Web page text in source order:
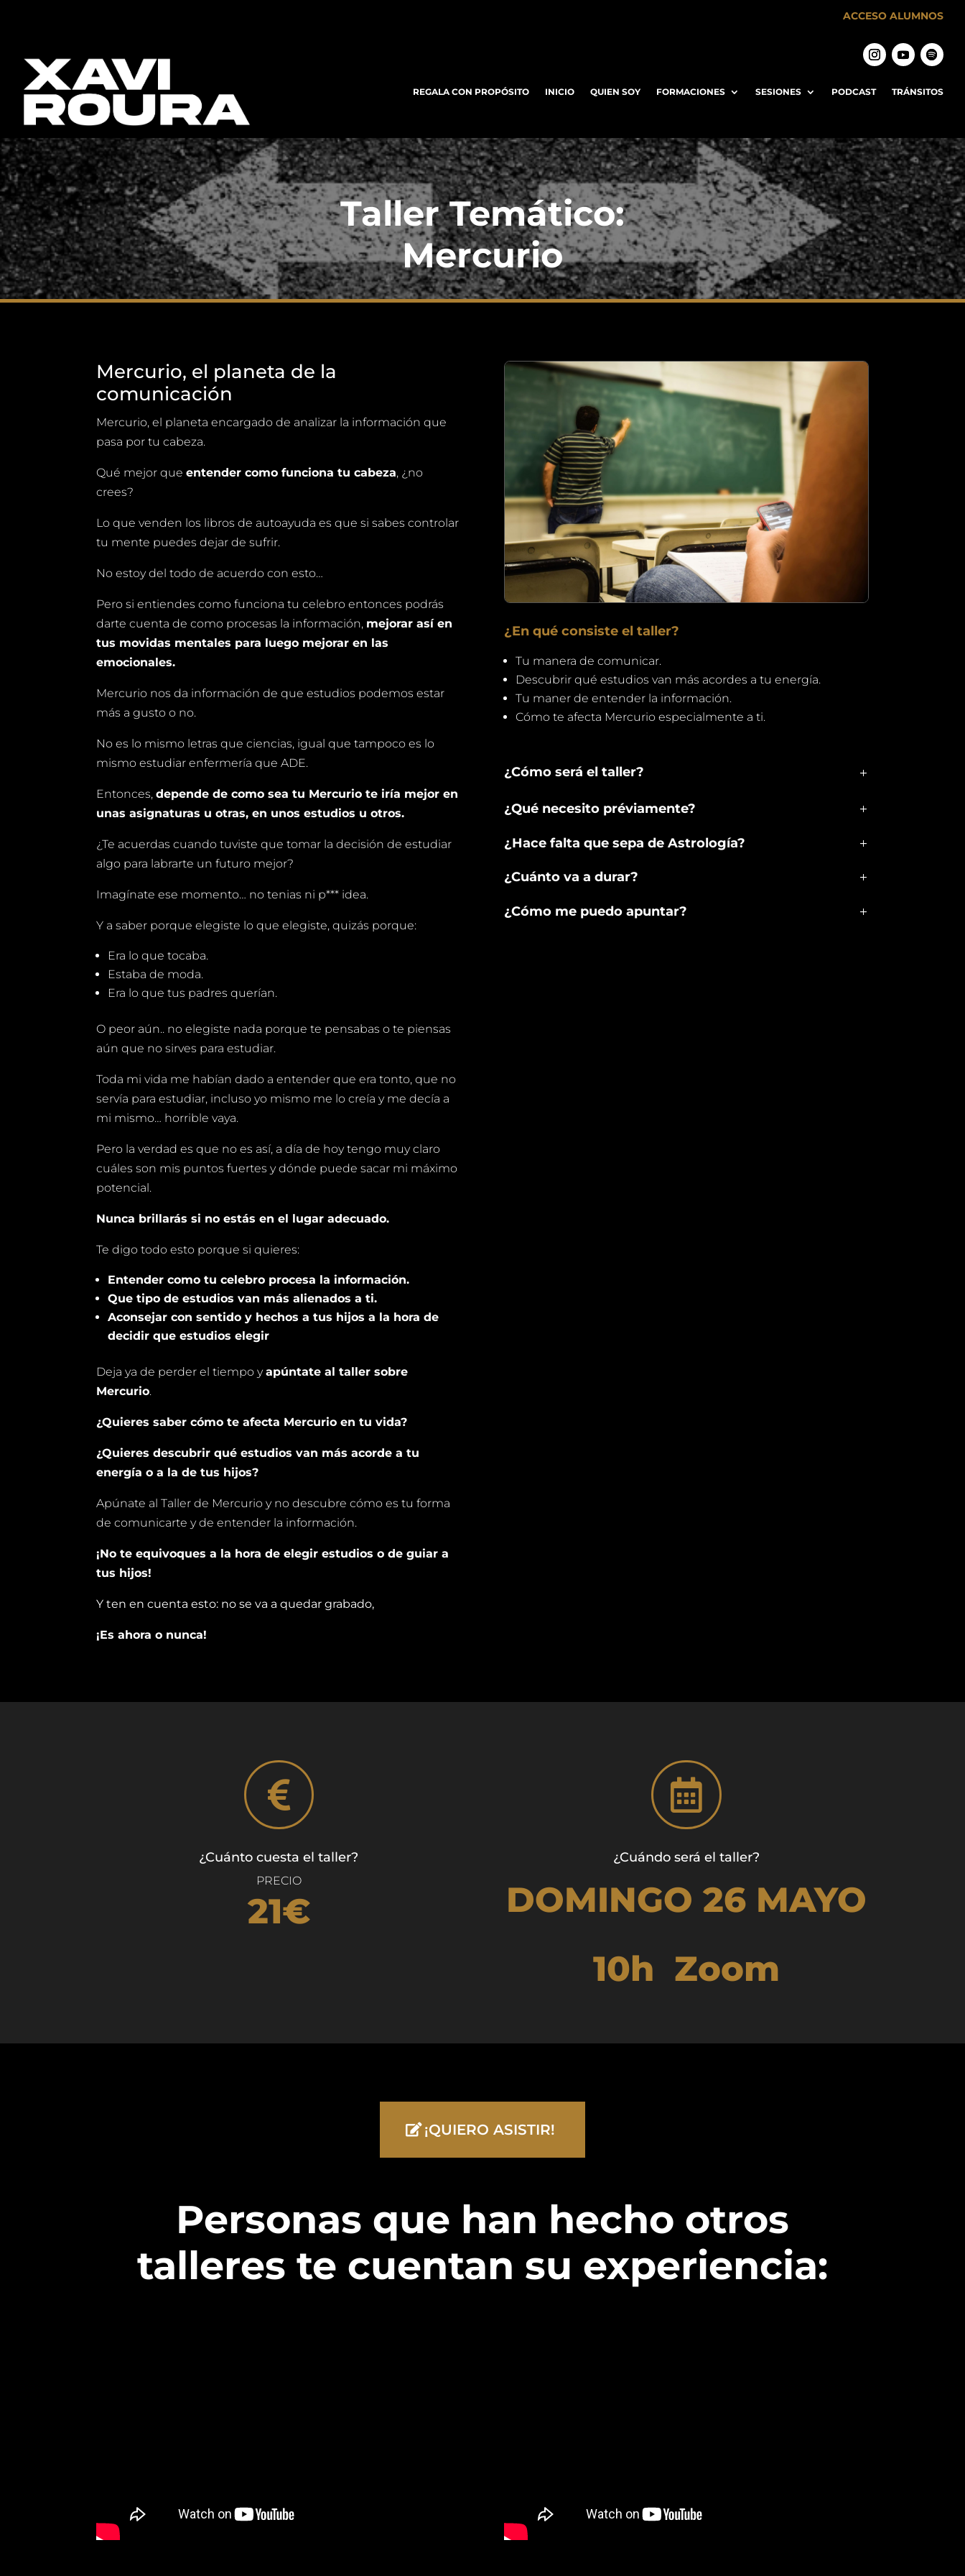
ACCESO ALUMNOS
REGALA CON PROPÓSITO INICIO QUIEN SOY FORMACIONES SESIONES PODCAST TRÁNSITOS
Taller Temático:
Mercurio
Mercurio, el planeta de la
comunicación
Mercurio, el planeta encargado de analizar la información que
pasa por tu cabeza.
Qué mejor queentender como funciona tu cabeza, ¿no
crees?
Lo que venden los libros de autoayuda es que si sabes controlar
tu mente puedes dejar de sufrir.
No estoy del todo de acuerdo con esto…
Pero si entiendes como funciona tu celebro entonces podrás
darte cuenta de como procesas la información, mejorar así en
tus movidas mentales para luego mejorar en las
emocionales.
Mercurio nos da información de que estudios podemos estar
más a gusto o no.
No es lo mismo letras que ciencias, igual que tampoco es lo
mismo estudiar enfermería que ADE.
Entonces,depende de como sea tu Mercurio te iría mejor en
unas asignaturas u otras, en unos estudios u otros.
¿Te acuerdas cuando tuviste que tomar la decisión de estudiar
algo para labrarte un futuro mejor?
Imagínate ese momento… no tenias ni p*** idea.
Y a saber porque elegiste lo que elegiste, quizás porque:
Era lo que tocaba.
Estaba de moda.
Era lo que tus padres querían.
O peor aún.. no elegiste nada porque te pensabas o te piensas
aún que no sirves para estudiar.
Toda mi vida me habían dado a entender que era tonto, que no
servía para estudiar, incluso yo mismo me lo creía y me decía a
mi mismo… horrible vaya.
Pero la verdad es que no es así, a día de hoy tengo muy claro
cuáles son mis puntos fuertes y dónde puede sacar mi máximo
potencial.
Nunca brillarás si no estás en el lugar adecuado.
Te digo todo esto porque si quieres:
Entender como tu celebro procesa la información.
Que tipo de estudios van más alienados a ti.
Aconsejar con sentido y hechos a tus hijos a la hora de
decidir que estudios elegir
Deja ya de perder el tiempo yapúntate al taller sobre
Mercurio.
¿Quieres saber cómo te afecta Mercurio en tu vida?
¿Quieres descubrir qué estudios van más acorde a tu
energía o a la de tus hijos?
Apúnate al Taller de Mercurio y no descubre cómo es tu forma
de comunicarte y de entender la información.
¡No te equivoques a la hora de elegir estudios o de guiar a
tus hijos!
Y ten en cuenta esto: no se va a quedar grabado,
¡Es ahora o nunca!
¿En qué consiste el taller?
Tu manera de comunicar.
Descubrir qué estudios van más acordes a tu energía.
Tu maner de entender la información.
Cómo te afecta Mercurio especialmente a ti.
¿Cómo será el taller?
¿Qué necesito préviamente?
¿Hace falta que sepa de Astrología?
¿Cuánto va a durar?
¿Cómo me puedo apuntar?

¿Cuánto cuesta el taller?
PRECIO
21€

¿Cuándo será el taller?
DOMINGO 26 MAYO
10h Zoom
¡QUIERO ASISTIR!
Personas que han hecho otros
talleres te cuentan su experiencia: